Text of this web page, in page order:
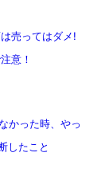
売ってはダメ!
意！
かった時、やっ
したこと